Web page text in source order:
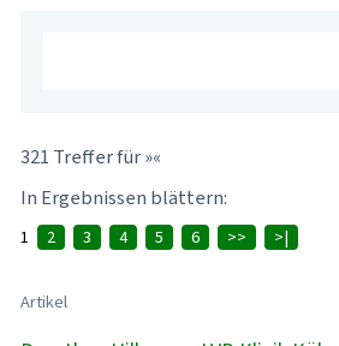
321 Treffer für »«
In Ergebnissen blättern:
1 2 3 4 5 6 >> >|
Artikel